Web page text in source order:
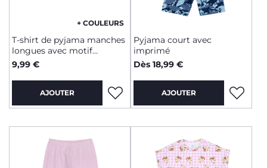
+ COULEURS
T-shirt de pyjama manches
longues avec motif
dinosaures
9,99 €
AJOUTER
Pyjama court avec
imprimé
Dès 18,99 €
AJOUTER